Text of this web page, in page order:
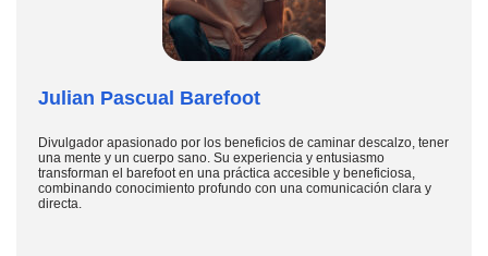
Julian Pascual Barefoot
Divulgador apasionado por los beneficios de caminar descalzo, tener
una mente y un cuerpo sano. Su experiencia y entusiasmo
transforman el barefoot en una práctica accesible y beneficiosa,
combinando conocimiento profundo con una comunicación clara y
directa.